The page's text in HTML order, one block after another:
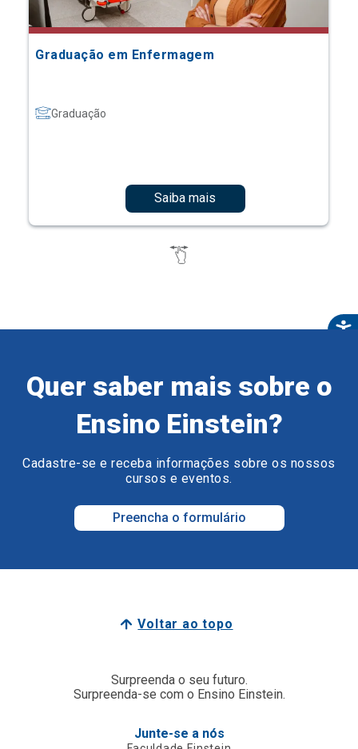
Graduação em Enfermagem
Graduação
Saiba mais
Quer saber mais sobre o
Ensino Einstein?
Cadastre-se e receba informações sobre os nossos
cursos e eventos.
Preencha o formulário
Voltar ao topo
Surpreenda o seu futuro.
Surpreenda-se com o Ensino Einstein.
Junte-se a nós